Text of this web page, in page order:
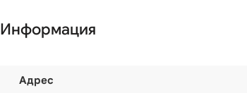
Информация
Адрес